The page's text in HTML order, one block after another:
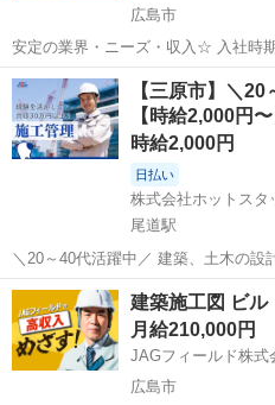
広島市
安定の業界・ニーズ・収入☆ 入社時
施工管理はやりがいのある仕事です
くなることもあると思います。 経験
た経験があるほどです。 ...
広島 広島市 その他
【三原市】＼
【時給2,000円
時給2,000円
日払い
株式会社ホットスタ
尾道駅
＼20～40代活躍中／ 建築、土木の設計・施工と プラントなどの現地
建築を 行っている業界大手の 企業
について ≫ ・工程管理、スケジュー
月・1週間の 具体...
広島 三原市 尾道駅 その他
建築施工図 ビル
月給210,000円
JAGフィールド株式
広島市